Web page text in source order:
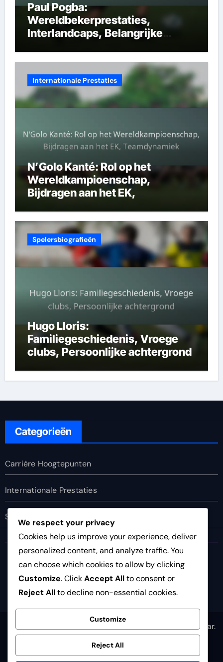
Paul Pogba:
Wereldbekerprestaties,
Interlandcaps, Belangrijke
Internationale Prestaties
N’Golo Kanté: Rol op het
Wereldkampioenschap,
Bijdragen aan het EK,
Spelersbiografieën
Hugo Lloris:
Familiegeschiedenis, Vroege
clubs, Persoonlijke achtergrond
Categorieën
Carrière Hoogtepunten
Internationale Prestaties
Spelersbiografieën
i95ballerz.com
Copyright © All rights reserved Themeansar.
Algemene voorwaarden
We respect your privacy
Cookies help us improve your experience, deliver
personalized content, and analyze traffic. You
can choose which cookies to allow by clicking
Customize. ClickAccept Allto consent or
Reject Allto decline non-essential cookies.
Customize
Reject All